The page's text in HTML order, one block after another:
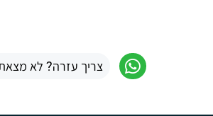
צריך עזרה? לא